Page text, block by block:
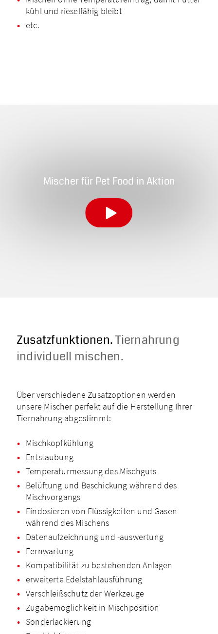
kühl und rieselfähig bleibt
etc.
Mischer für Pet Food in Aktion
Zusatzfunktionen.Tiernahrung
individuell mischen.
Über verschiedene Zusatzoptionen werden
unsere Mischer perfekt auf die Herstellung Ihrer
Tiernahrung abgestimmt:
Mischkopfkühlung
Entstaubung
Temperatur­messung des Mischguts
Belüftung und Beschickung während des
Mischvorgangs
Eindosieren von Flüssigkeiten und Gasen
während des Mischens
Datenaufzeichnung und -auswertung
Fernwartung
Kompatibilität zu bestehenden Anlagen
erweiterte Edelstahlausführung
Verschleißschutz der Werkzeuge
Zugabemöglichkeit in Mischposition
Sonderlackierung